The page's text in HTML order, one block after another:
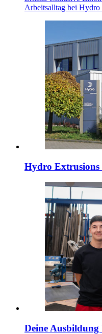
Arbeitsalltag bei Hydro
Hydro Extrusions
Deine